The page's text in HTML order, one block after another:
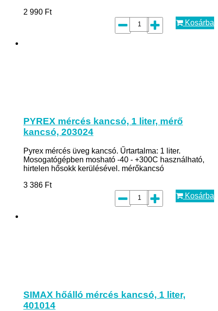
2 990 Ft
Kosárba
PYREX mércés kancsó, 1 liter, mérő
kancsó, 203024
Pyrex mércés üveg kancsó. Űrtartalma: 1 liter.
Mosogatógépben mosható -40 - +300C használható,
hirtelen hősokk kerülésével. mérőkancsó
3 386 Ft
Kosárba
SIMAX hőálló mércés kancsó, 1 liter,
401014